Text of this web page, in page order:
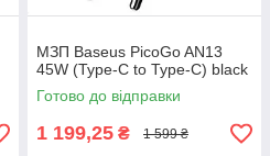
МЗП Baseus PicoGo AN13
45W (Type-C to Type-C) black
Готово до відправки
1 199,25 ₴ 1 599 ₴